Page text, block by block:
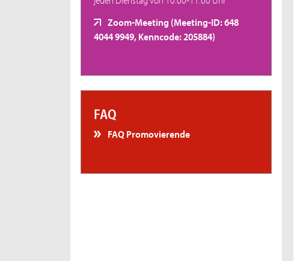
Zoom-Meeting (Meeting-ID: 648
4044 9949, Kenncode: 205884)
FAQ
FAQ Promovierende